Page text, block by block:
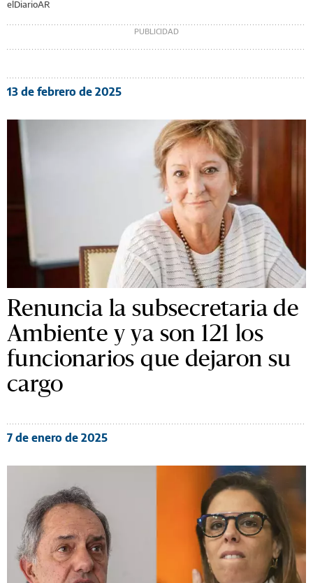
elDiarioAR
13 de febrero de 2025
Renuncia la subsecretaria de
Ambiente y ya son 121 los
funcionarios que dejaron su
cargo
7 de enero de 2025